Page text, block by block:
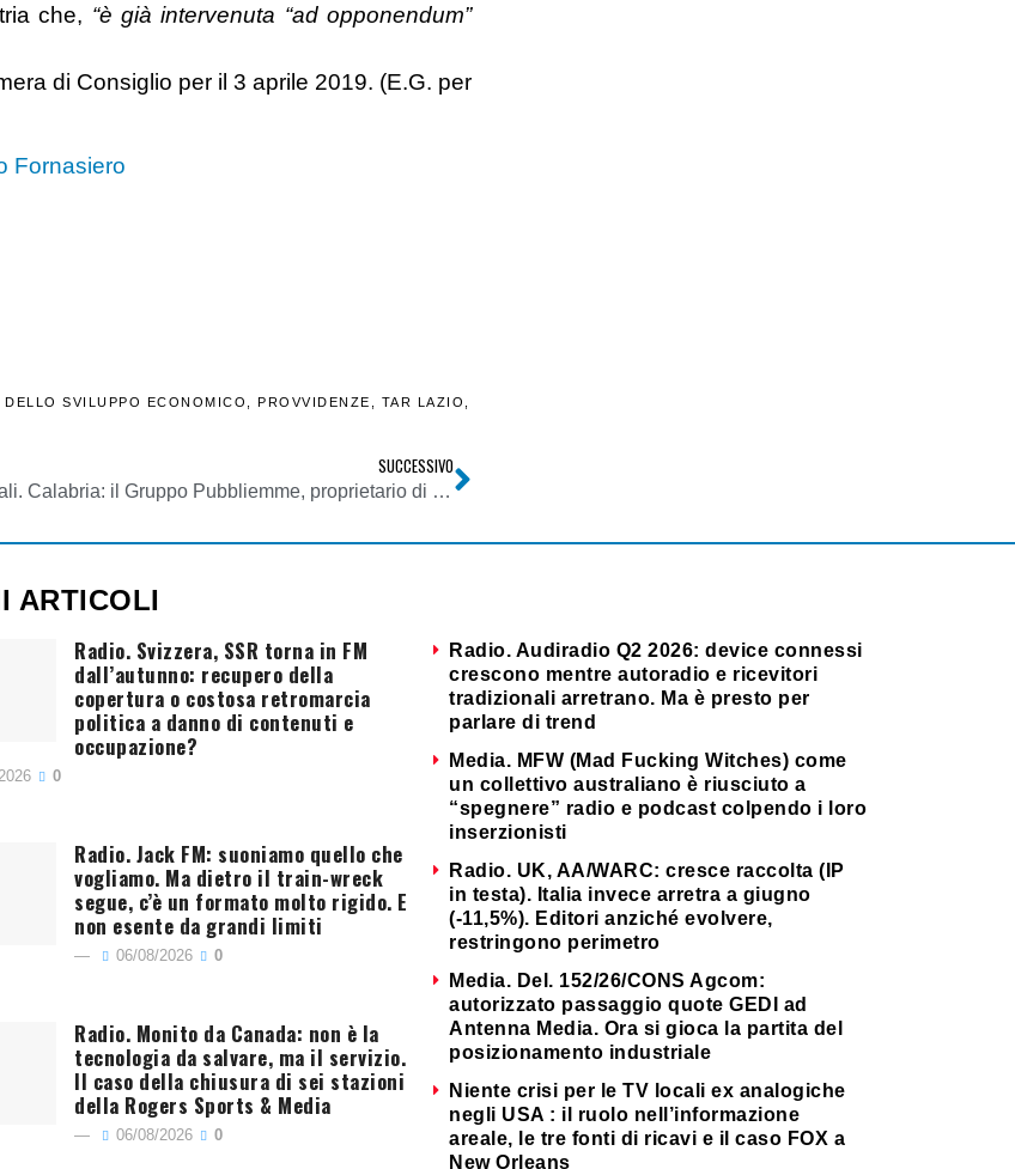
che, “è già intervenuta “ad opponendum”
di Consiglio per il 3 aprile 2019. (E.G. per
Fornasiero
DELLO SVILUPPO ECONOMICO , PROVVIDENZE , TAR LAZIO ,
SUCCESSIVO
Tv locali. Calabria: il Gruppo Pubbliemme, proprietario di LaC, vince un bando europeo per comunicare le politiche Ue in tre regioni del Sud e fa partire LaC Europa. Qualche polemica sugli ascolti
ARTICOLI
Radio. Svizzera, SSR torna in FM
dall’autunno: recupero della
copertura o costosa retromarcia
politica a danno di contenuti e
occupazione?
0
Radio. Jack FM: suoniamo quello che
vogliamo. Ma dietro il train-wreck
segue, c’è un formato molto rigido. E
non esente da grandi limiti
06/08/2026 0
Radio. Monito da Canada: non è la
tecnologia da salvare, ma il servizio.
Il caso della chiusura di sei stazioni
della Rogers Sports & Media
06/08/2026 0
Radio. Audiradio Q2 2026: device connessi
crescono mentre autoradio e ricevitori
tradizionali arretrano. Ma è presto per
parlare di trend
Media. MFW (Mad Fucking Witches) come
un collettivo australiano è riusciuto a
“spegnere” radio e podcast colpendo i loro
inserzionisti
Radio. UK, AA/WARC: cresce raccolta (IP
in testa). Italia invece arretra a giugno
(-11,5%). Editori anziché evolvere,
restringono perimetro
Media. Del. 152/26/CONS Agcom:
autorizzato passaggio quote GEDI ad
Antenna Media. Ora si gioca la partita del
posizionamento industriale
Niente crisi per le TV locali ex analogiche
negli USA : il ruolo nell’informazione
areale, le tre fonti di ricavi e il caso FOX a
New Orleans